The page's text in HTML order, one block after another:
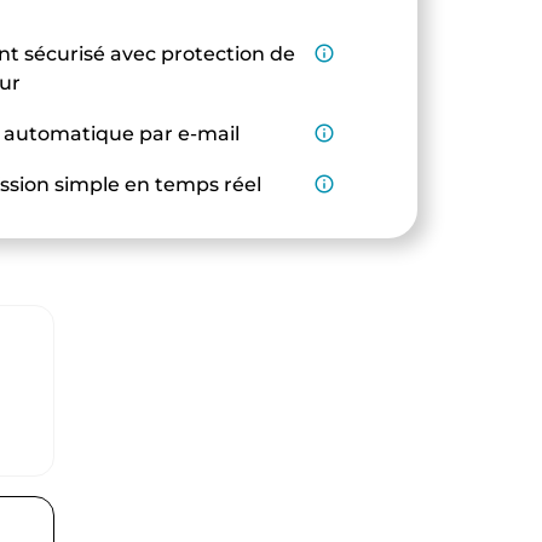
sécurisé avec protection de
info_outline
automatique par e-mail info_outline
simple en temps réel info_outline